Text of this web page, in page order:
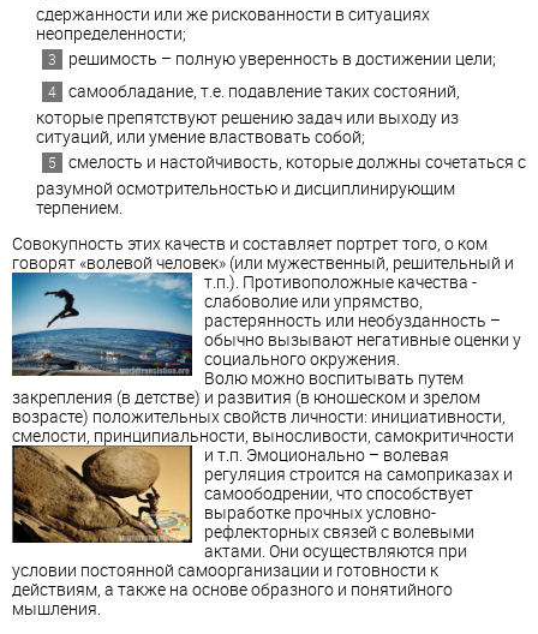
сдержанности или же рискованности в ситуациях
неопределенности;
решимость – полную уверенность в достижении цели;
самообладание, т.е. подавление таких состояний,
которые препятствуют решению задач или выходу из
ситуаций, или умение властвовать собой;
смелость и настойчивость, которые должны сочетаться с
разумной осмотрительностью и дисциплинирующим
терпением.
Совокупность этих качеств и составляет портрет того, о ком
говорят «волевой человек» (или мужественный, решительный и
т.п.). Противоположные качества -
слабоволие или упрямство,
растерянность или необузданность –
обычно вызывают негативные оценки у
социального окружения.
Волю можно воспитывать путем
закрепления (в детстве) и развития (в юношеском и зрелом
возрасте) положительных свойств личности: инициативности,
смелости, принципиальности, выносливости, самокритичности
и т.п. Эмоционально – волевая
регуляция строится на самоприказах и
самоободрении, что способствует
выработке прочных условно-
рефлекторных связей с волевыми
актами. Они осуществляются при
условии постоянной самоорганизации и готовности к
действиям, а также на основе образного и понятийного
мышления.